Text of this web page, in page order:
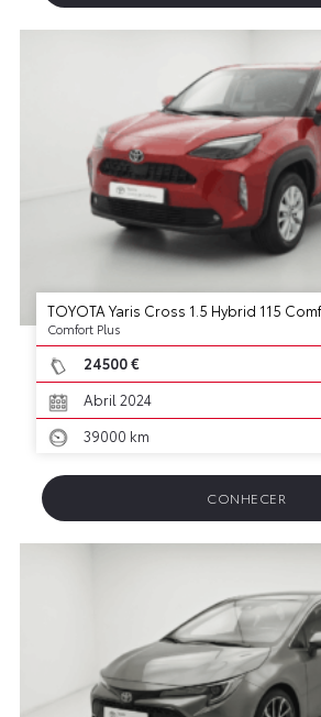
TOYOTA Yaris Cross 1.5 Hybrid 115
Comfort Plus
24500 €
Abril 2024
39000 km
CONHECER